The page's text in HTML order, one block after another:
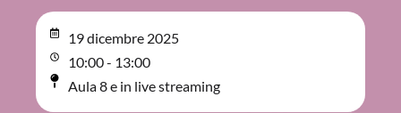
19 dicembre 2025
10:00 - 13:00
Aula 8 e in live streaming